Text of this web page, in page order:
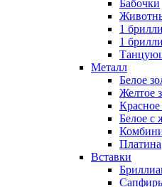
Бабочки
1
1
Металл
Белое
Желтое
Красное
Белое с
Платина
Вставки